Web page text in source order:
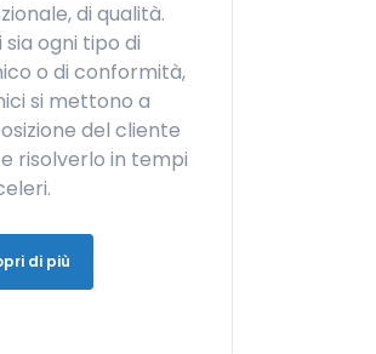
di qualità.
sia ogni tipo di
o di conformità,
si mettono a
del cliente
risolverlo in tempi
di più